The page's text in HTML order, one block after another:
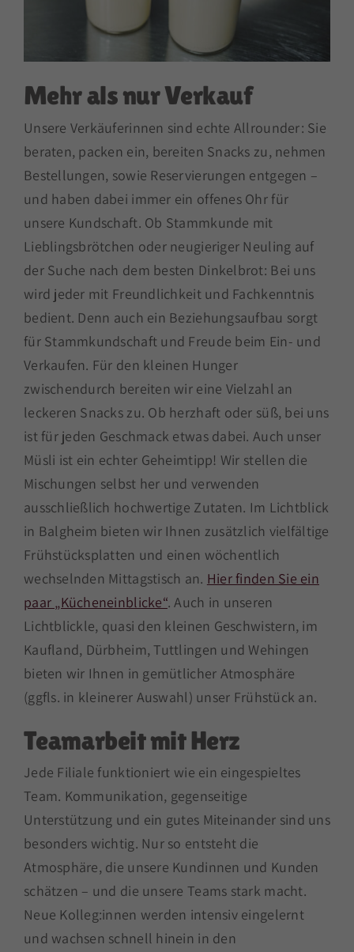
Mehr als nur Verkauf
Unsere Verkäuferinnen sind echte Allrounder: Sie
beraten, packen ein, bereiten Snacks zu, nehmen
Bestellungen, sowie Reservierungen entgegen –
und haben dabei immer ein offenes Ohr für
unsere Kundschaft. Ob Stammkunde mit
Lieblingsbrötchen oder neugieriger Neuling auf
der Suche nach dem besten Dinkelbrot: Bei uns
wird jeder mit Freundlichkeit und Fachkenntnis
bedient. Denn auch ein Beziehungsaufbau sorgt
für Stammkundschaft und Freude beim Ein- und
Verkaufen. Für den kleinen Hunger
zwischendurch bereiten wir eine Vielzahl an
leckeren Snacks zu. Ob herzhaft oder süß, bei uns
ist für jeden Geschmack etwas dabei. Auch unser
Müsli ist ein echter Geheimtipp! Wir stellen die
Mischungen selbst her und verwenden
ausschließlich hochwertige Zutaten. Im Lichtblick
in Balgheim bieten wir Ihnen zusätzlich vielfältige
Frühstücksplatten und einen wöchentlich
wechselnden Mittagstisch an. Hier finden Sie ein
paar „Kücheneinblicke“. Auch in unseren
Lichtblickle, quasi den kleinen Geschwistern, im
Kaufland, Dürbheim, Tuttlingen und Wehingen
bieten wir Ihnen in gemütlicher Atmosphäre
(ggfls. in kleinerer Auswahl) unser Frühstück an.
Teamarbeit mit Herz
Jede Filiale funktioniert wie ein eingespieltes
Team. Kommunikation, gegenseitige
Unterstützung und ein gutes Miteinander sind uns
besonders wichtig. Nur so entsteht die
Atmosphäre, die unsere Kundinnen und Kunden
schätzen – und die unsere Teams stark macht.
Neue Kolleg:innen werden intensiv eingelernt
und wachsen schnell hinein in den